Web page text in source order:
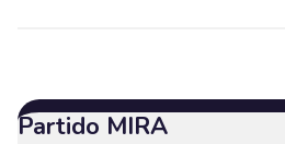
Partido MIRA